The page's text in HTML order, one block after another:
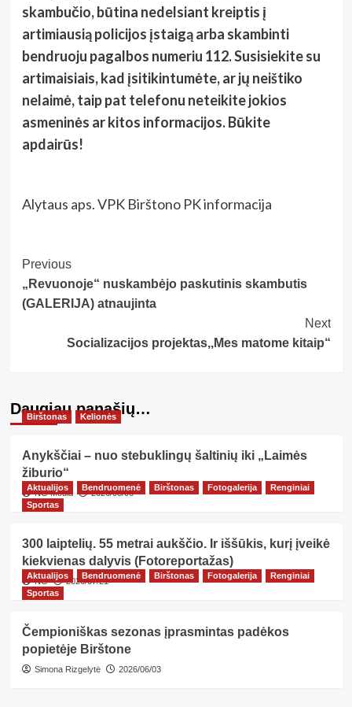
skambučio, būtina nedelsiant kreiptis į
artimiausią policijos įstaigą arba skambinti
bendruoju pagalbos numeriu 112. Susisiekite su
artimaisiais, kad įsitikintumėte, ar jų neištiko
nelaimė, taip pat telefonu neteikite jokios
asmeninės ar kitos informacijos. Būkite
apdairūs!
Alytaus aps. VPK Birštono PK informacija
Post
Navigation
Previous
„Revuonoje“ nuskambėjo paskutinis skambutis
(GALERIJA) atnaujinta
Next
Socializacijos projektas,,Mes matome kitaip“
Daugiau panašių…
Birštonas Kelionės
Anykščiai – nuo stebuklingų šaltinių iki „Laimės
žiburio“
NG Media 2026/08/06
Aktualijos Bendruomenė Birštonas Fotogalerija
Renginiai
Sportas
300 laiptelių. 55 metrai aukščio. Ir iššūkis, kurį įveikė
kiekvienas dalyvis (Fotoreportažas)
NG 2026/07/21
Aktualijos Bendruomenė Birštonas Fotogalerija
Renginiai
Sportas
Čempioniškas sezonas įprasmintas padėkos
popietėje Birštone
Simona Rizgelytė 2026/06/03